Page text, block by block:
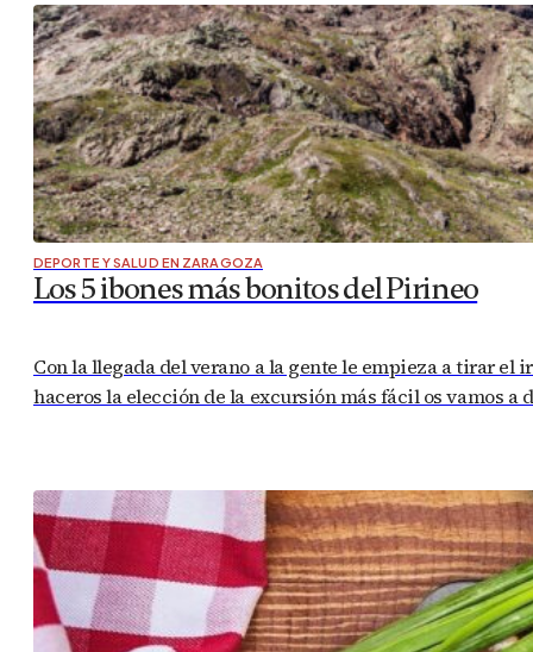
DEPORTE Y SALUD EN ZARAGOZA
Los 5 ibones más bonitos del Pirineo
Con la llegada del verano a la gente le empieza a tirar el
haceros la elección de la excursión más fácil os vamos a